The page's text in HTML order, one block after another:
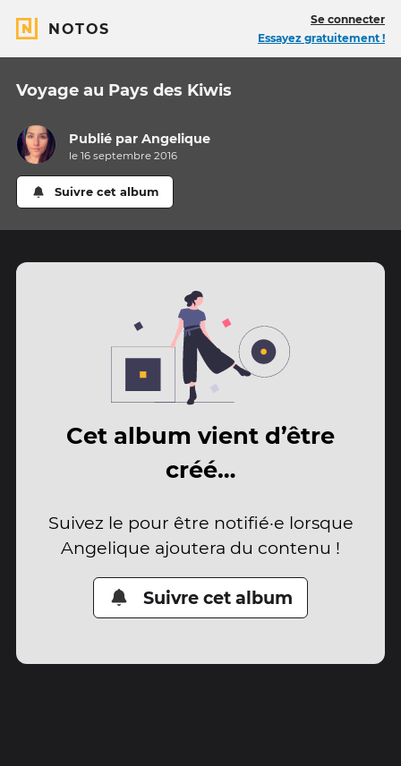
NOTOS
Se connecter
Essayez gratuitement !
Voyage au Pays des Kiwis
Publié parAngelique
le 16 septembre 2016
Suivre cet album
Cet album vient d’être
créé…
Suivez le pour être notifié·e lorsque
Angelique ajoutera du contenu !
Suivre cet album